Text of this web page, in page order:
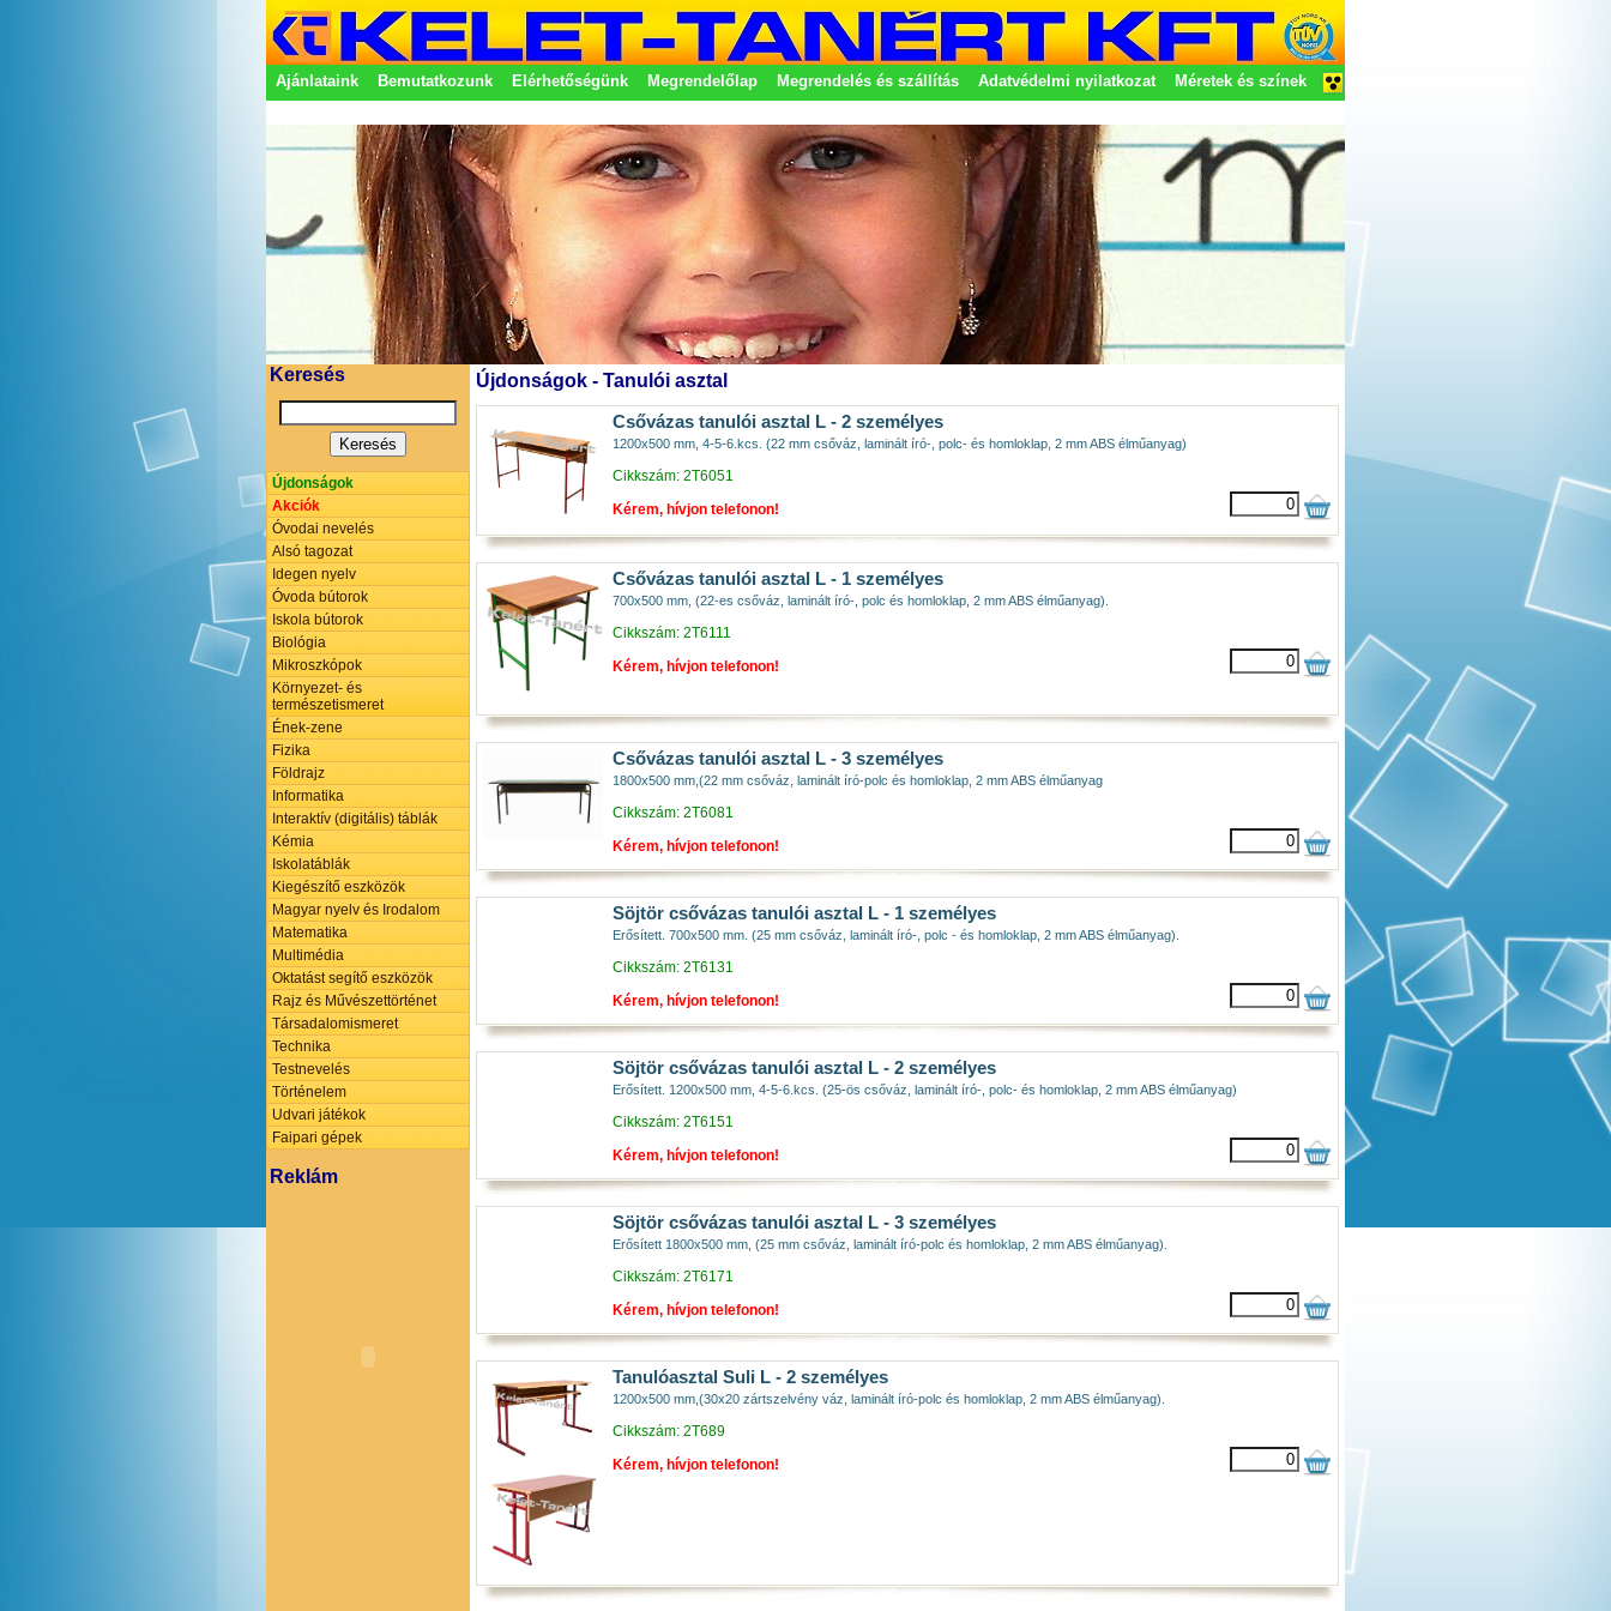
Ajánlataink Bemutatkozunk Elérhetőségünk Megrendelőlap Megrendelés és szállítás Adatvédelmi nyilatkozat
Méretek és színek
Keresés
Újdonságok
Akciók
Óvodai nevelés
Alsó tagozat
Idegen nyelv
Óvoda bútorok
Iskola bútorok
Biológia
Mikroszkópok
Környezet- és
természetismeret
Ének-zene
Fizika
Földrajz
Informatika
Interaktív (digitális) táblák
Kémia
Iskolatáblák
Kiegészítő eszközök
Magyar nyelv és Irodalom
Matematika
Multimédia
Oktatást segítő eszközök
Rajz és Művészettörténet
Társadalomismeret
Technika
Testnevelés
Történelem
Udvari játékok
Faipari gépek
Reklám
Újdonságok - Tanulói asztal
Csővázas tanulói asztal L - 2 személyes
1200x500 mm, 4-5-6.kcs. (22 mm csőváz, laminált író-, polc- és homloklap, 2 mm ABS élműanyag)
Cikkszám: 2T6051
Kérem, hívjon telefonon!
Csővázas tanulói asztal L - 1 személyes
700x500 mm, (22-es csőváz, laminált író-, polc és homloklap, 2 mm ABS élműanyag).
Cikkszám: 2T6111
Kérem, hívjon telefonon!
Csővázas tanulói asztal L - 3 személyes
1800x500 mm,(22 mm csőváz, laminált író-polc és homloklap, 2 mm ABS élműanyag
Cikkszám: 2T6081
Kérem, hívjon telefonon!
Söjtör csővázas tanulói asztal L - 1 személyes
Erősített. 700x500 mm. (25 mm csőváz, laminált író-, polc - és homloklap, 2 mm ABS élműanyag).
Cikkszám: 2T6131
Kérem, hívjon telefonon!
Söjtör csővázas tanulói asztal L - 2 személyes
Erősített. 1200x500 mm, 4-5-6.kcs. (25-ös csőváz, laminált író-, polc- és homloklap, 2 mm ABS élműanyag)
Cikkszám: 2T6151
Kérem, hívjon telefonon!
Söjtör csővázas tanulói asztal L - 3 személyes
Erősített 1800x500 mm, (25 mm csőváz, laminált író-polc és homloklap, 2 mm ABS élműanyag).
Cikkszám: 2T6171
Kérem, hívjon telefonon!
Tanulóasztal Suli L - 2 személyes
1200x500 mm,(30x20 zártszelvény váz, laminált író-polc és homloklap, 2 mm ABS élműanyag).
Cikkszám: 2T689
Kérem, hívjon telefonon!